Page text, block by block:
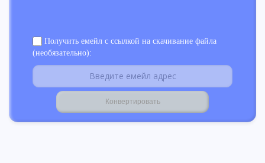
Получить емейл с ссылкой на скачивание файла
(необязательно):